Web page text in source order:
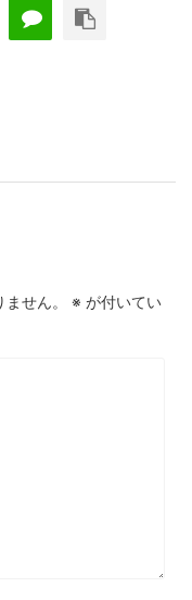
せん。 ※ が付いてい